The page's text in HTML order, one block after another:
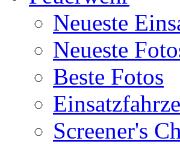
Neueste
Neueste
Beste Fotos
Screener's